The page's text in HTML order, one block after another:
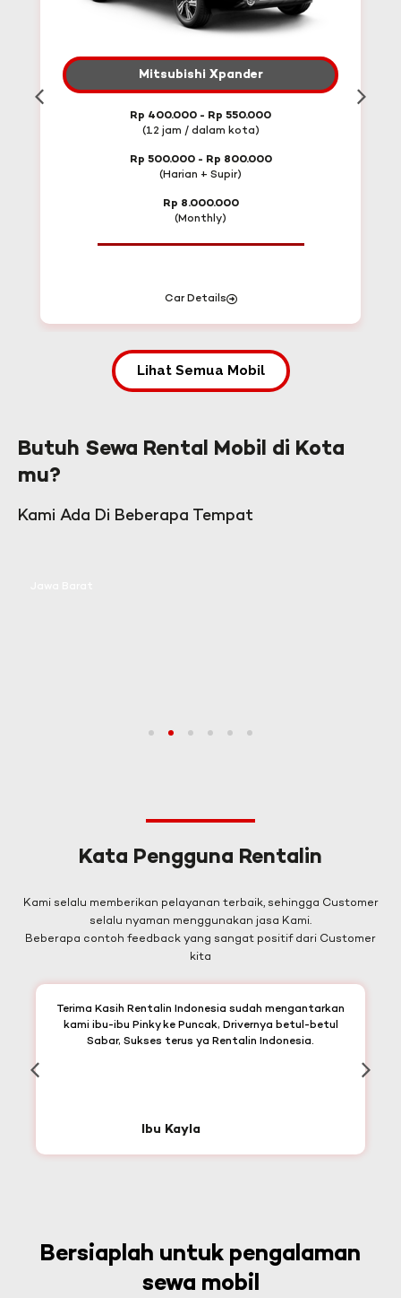
Mitsubishi Xpander
Rp 400.000 - Rp 550.000
(12 jam / dalam kota)
Rp 500.000 - Rp 800.000
(Harian + Supir)
Rp 8.000.000
(Monthly)
Car Details
Lihat Semua Mobil
Butuh Sewa Rental Mobil di Kota
mu?
Kami Ada Di Beberapa Tempat
3 4 5 6
Kata Pengguna Rentalin
Kami selalu memberikan pelayanan terbaik, sehingga Customer
selalu nyaman menggunakan jasa Kami.
Beberapa contoh feedback yang sangat positif dari Customer
kita
Terima Kasih Rentalin Indonesia sudah mengantarkan
kami ibu-ibu Pinky ke Puncak, Drivernya betul-betul
Sabar, Sukses terus ya Rentalin Indonesia.
Ibu Kayla
Bersiaplah untuk pengalaman
sewa mobil